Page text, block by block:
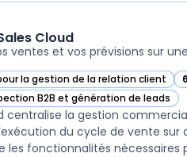
Cloud
ventes et vos prévisions sur
la gestion de la relation client
dans cette catégorie
B2B et génération de leads
dans cette catégorie
centralise la gestion
du cycle de vente
fonctionnalités nécessaires